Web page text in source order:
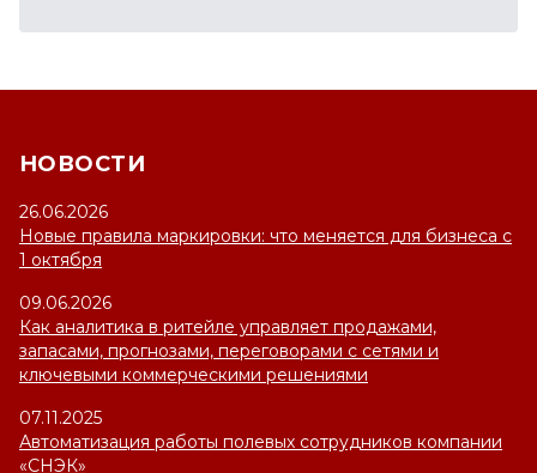
НОВОСТИ
26.06.2026
Новые правила маркировки: что меняется для бизнеса с
1 октября
09.06.2026
Как аналитика в ритейле управляет продажами,
запасами, прогнозами, переговорами с сетями и
ключевыми коммерческими решениями
07.11.2025
Автоматизация работы полевых сотрудников компании
«СНЭК»